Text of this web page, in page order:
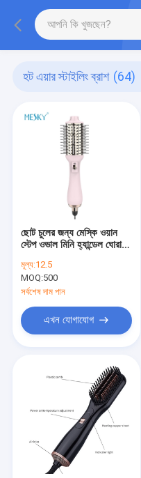
হট এয়ার স্টাইলিং ব্রাশ (64)
ছোট চুলের জন্য মেস্কি ওয়ান
স্টেপ ওভাল মিনি হ্যান্ডেল ঘোরানো
মূল্য:12.5
MOQ:500
সর্বশেষ দাম পান
এখন যোগাযোগ